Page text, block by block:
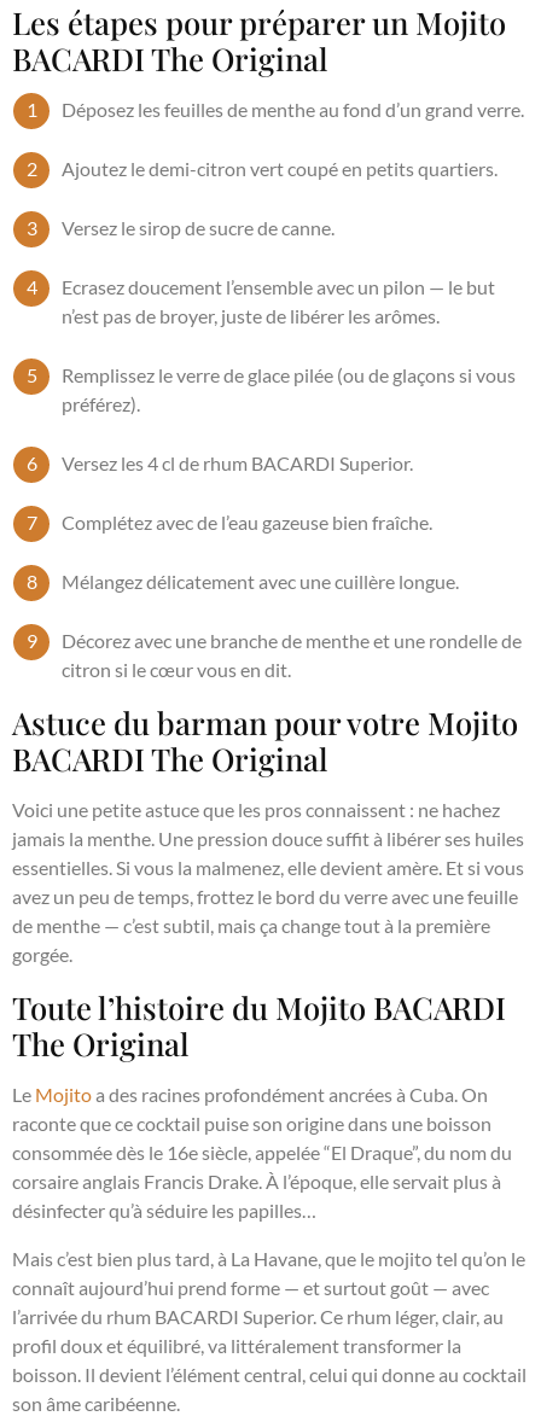
Les étapes pour préparer un Mojito
BACARDI The Original
Déposez les feuilles de menthe au fond d’un grand verre.
Ajoutez le demi-citron vert coupé en petits quartiers.
Versez le sirop de sucre de canne.
Ecrasez doucement l’ensemble avec un pilon — le but
n’est pas de broyer, juste de libérer les arômes.
Remplissez le verre de glace pilée (ou de glaçons si vous
préférez).
Versez les 4 cl de rhum BACARDI Superior.
Complétez avec de l’eau gazeuse bien fraîche.
Mélangez délicatement avec une cuillère longue.
Décorez avec une branche de menthe et une rondelle de
citron si le cœur vous en dit.
Astuce du barman pour votre Mojito
BACARDI The Original
Voici une petite astuce que les pros connaissent : ne hachez
jamais la menthe. Une pression douce suffit à libérer ses huiles
essentielles. Si vous la malmenez, elle devient amère. Et si vous
avez un peu de temps, frottez le bord du verre avec une feuille
de menthe — c’est subtil, mais ça change tout à la première
gorgée.
Toute l’histoire du Mojito BACARDI
The Original
Le Mojitoa des racines profondément ancrées à Cuba. On
raconte que ce cocktail puise son origine dans une boisson
consommée dès le 16e siècle, appelée “El Draque”, du nom du
corsaire anglais Francis Drake. À l’époque, elle servait plus à
désinfecter qu’à séduire les papilles…
Mais c’est bien plus tard, à La Havane, que le mojito tel qu’on le
connaît aujourd’hui prend forme — et surtout goût — avec
l’arrivée du rhum BACARDI Superior. Ce rhum léger, clair, au
profil doux et équilibré, va littéralement transformer la
boisson. Il devient l’élément central, celui qui donne au cocktail
son âme caribéenne.